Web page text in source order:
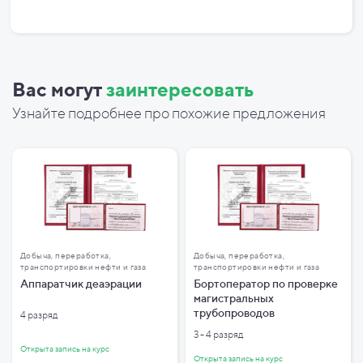
Вас могутзаинтересовать
Узнайте подробнее про похожие предложения
Добыча, переработка,
транспортировки нефти и газа
Аппаратчик деаэрации
4 разряд
Открыта запись на курс
Добыча, переработка,
транспортировки нефти и газа
Бортоператор по проверке
магистральных
трубопроводов
3 - 4 разряд
Открыта запись на курс